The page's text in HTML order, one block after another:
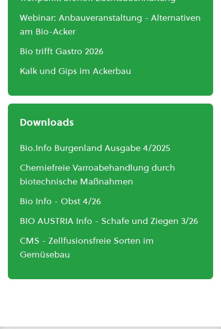
Webinar: Anbauveranstaltung - Alternativen
am Bio-Acker
Bio trifft Gastro 2026
Kalk und Gips im Ackerbau
Downloads
Bio.Info Burgenland Ausgabe 4/2025
Chemiefreie Varroabehandlung durch
biotechnische Maßnahmen
Bio Info - Obst 4/26
BIO AUSTRIA Info - Schafe und Ziegen 3/26
CMS - Zellfusionsfreie Sorten im
Gemüsebau